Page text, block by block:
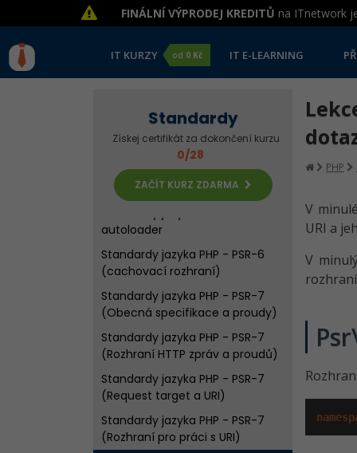
FINÁLNÍ VÝPRODEJ KREDITŮ na ITnetwork
IT KURZY od 0 Kč IT E-LEARNING
Standardy
Získej certifikát za dokončení kurzu
0/28
ZAČÍT KURZ ZDARMA
Standardy jazyka PHP - Úvod a
PSR-1
Standardy jazyka PHP - PSR-2
část první
Standardy jazyka PHP - PSR-3 a
specifikace loggeru
Standardy jazyka PHP -
Implementace PSR-3
autoloader
Standardy jazyka PHP - PSR-6
(cachovací rozhraní)
Standardy jazyka PHP - PSR-7
(Obecná specifikace a proudy)
Standardy jazyka PHP - PSR-7
(Rozhraní HTTP zpráv a proudů)
Standardy jazyka PHP - PSR-7
(Request target a URI)
Standardy jazyka PHP - PSR-7
(Rozhraní pro práci s URI)
PHP
V
URI a
V